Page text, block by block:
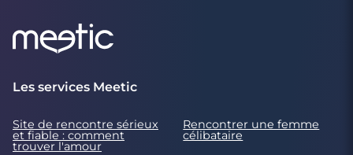
Les services Meetic
Site de rencontre sérieux
et fiable : comment
trouver l'amour
Rencontrer une femme
célibataire